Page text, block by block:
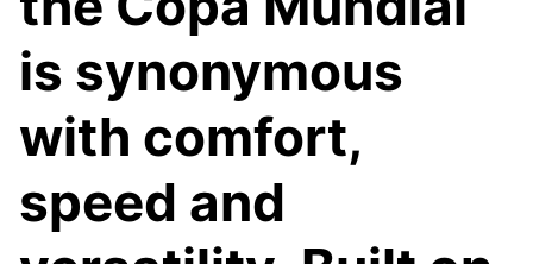
is synonymous
with comfort,
speed and